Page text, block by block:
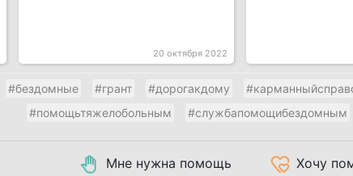
20 октября 2022
#бездомные #грант #дорогакдому
#помощьтяжелобольным
#службапомощибездомным
Мне нужна помощь Хочу